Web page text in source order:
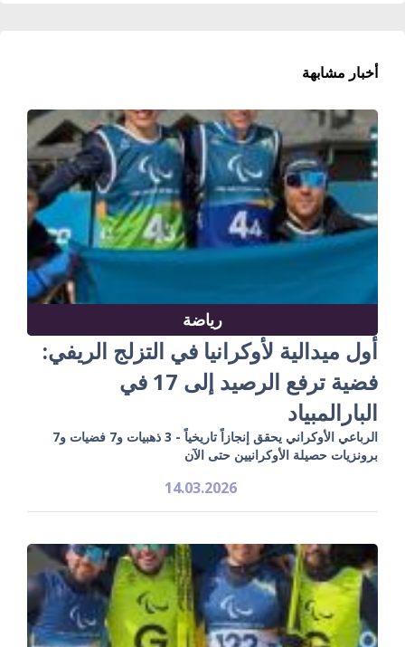
أخبار مشابهة
رياضة
أول ميدالية لأوكرانيا في التزلج الريفي:
فضية ترفع الرصيد إلى 17 في
البارالمبياد
الرباعي الأوكراني يحقق إنجازاً تاريخياً - 3 ذهبيات و7 فضيات و7
برونزيات حصيلة الأوكرانيين حتى الآن
14.03.2026